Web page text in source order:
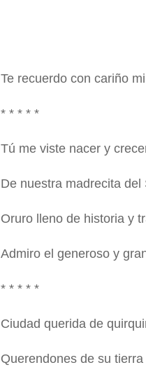
Te recuerdo con cariño
* * * * *
Tú me viste nacer y
De nuestra madrecita
Oruro lleno de historia y
Admiro el generoso y
* * * * *
Ciudad querida de
Querendones de su